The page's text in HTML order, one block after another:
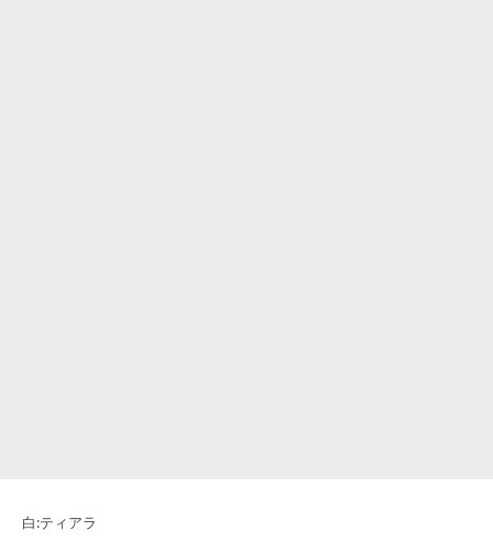
白:ティアラ